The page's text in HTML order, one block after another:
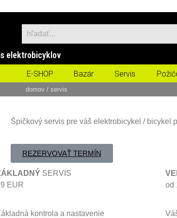
elektrobicyklov
E-SHOP Bazár Servis
domov/ servis
Špičkový servis pre váš elektrobicykel / bicykel
REZERVOVAŤ TERMÍN
SERVIS
EUR
kontrola a nastavenie
od